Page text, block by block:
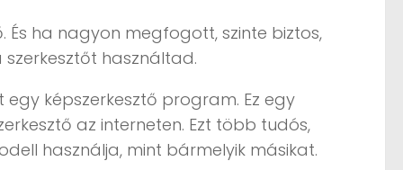
És ha nagyon megfogott, szinte biztos,
használtad.
képszerkesztő program. Ez egy
az interneten. Ezt több tudós,
használja, mint bármelyik másikat.